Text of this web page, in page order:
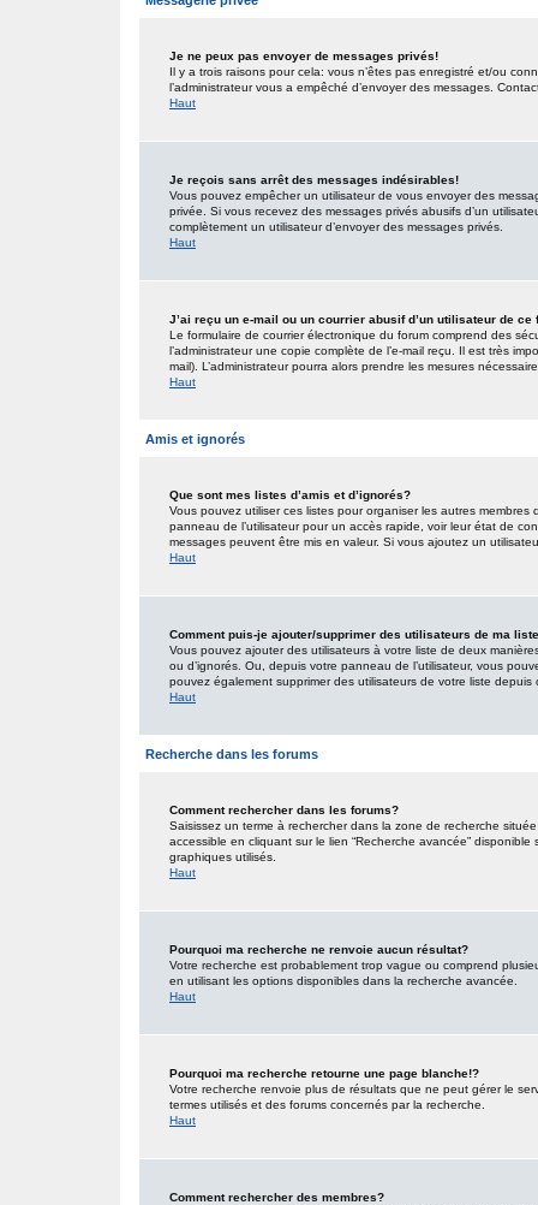
Je ne peux pas envoyer de messages privés!
Il y a trois raisons pour cela: vous n’êtes pas enregistré et/ou
l’administrateur vous a empêché d’envoyer des messages.
Haut
Je reçois sans arrêt des messages indésirables!
Vous pouvez empêcher un utilisateur de vous envoyer des
privée. Si vous recevez des messages privés abusifs d’un
complètement un utilisateur d’envoyer des messages privés.
Haut
J’ai reçu un e-mail ou un courrier abusif d’un utilisateur de ce
Le formulaire de courrier électronique du forum comprend des
l’administrateur une copie complète de l’e-mail reçu. Il est très
mail). L’administrateur pourra alors prendre les mesures
Haut
Amis et ignorés
Que sont mes listes d’amis et d’ignorés?
Vous pouvez utiliser ces listes pour organiser les autres
panneau de l’utilisateur pour un accès rapide, voir leur état de
messages peuvent être mis en valeur. Si vous ajoutez un
Haut
Comment puis-je ajouter/supprimer des utilisateurs de ma
Vous pouvez ajouter des utilisateurs à votre liste de deux
ou d’ignorés. Ou, depuis votre panneau de l’utilisateur, vous
pouvez également supprimer des utilisateurs de votre liste depuis
Haut
Recherche dans les forums
Comment rechercher dans les forums?
Saisissez un terme à rechercher dans la zone de recherche
accessible en cliquant sur le lien “Recherche avancée”
graphiques utilisés.
Haut
Pourquoi ma recherche ne renvoie aucun résultat?
Votre recherche est probablement trop vague ou comprend
en utilisant les options disponibles dans la recherche avancée.
Haut
Pourquoi ma recherche retourne une page blanche!?
Votre recherche renvoie plus de résultats que ne peut gérer le
termes utilisés et des forums concernés par la recherche.
Haut
Comment rechercher des membres?